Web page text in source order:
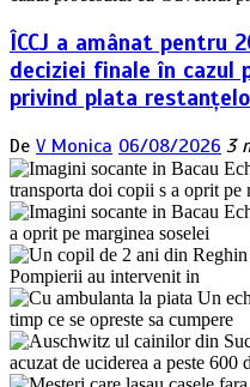
ÎCCJ a amânat pentru
deciziei finale în cazul
privind plata
De V Monica 06/08/2026 3